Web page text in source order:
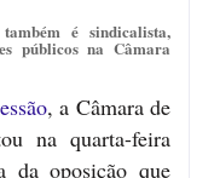
é sindicalista,
públicos na Câmara
, a Câmara de
na quarta-feira
da oposição que